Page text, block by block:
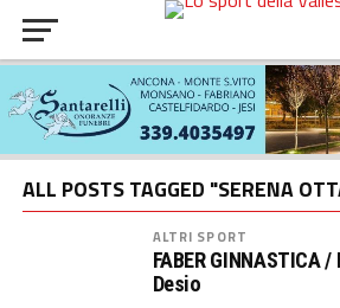
ALL POSTS TAGGED "SERENA
ALTRI SPORT
FABER GINNASTICA
Desio